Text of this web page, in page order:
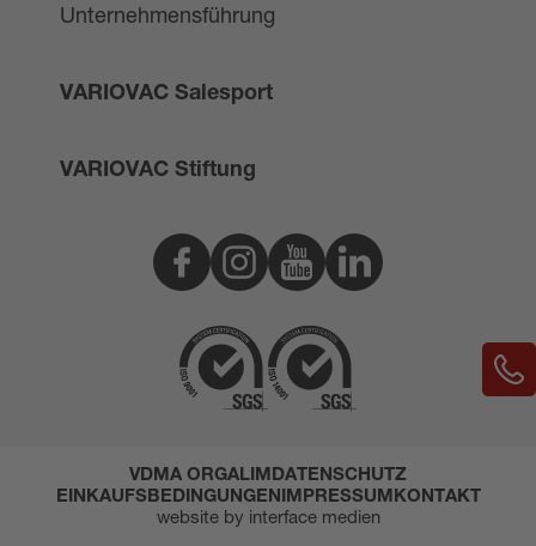
Unternehmensführung
VARIOVAC Salesport
VARIOVAC Stiftung
FacebookInstagramYoutubeLinkedin
VDMA ORGALIMDATENSCHUTZ
EINKAUFSBEDINGUNGENIMPRESSUMKONTAKT
website by interface medien